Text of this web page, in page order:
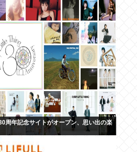
周年記念サイトがオープン、思い出の楽